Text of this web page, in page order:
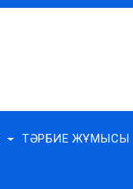
ТӘРБИЕ ЖҰМЫСЫ